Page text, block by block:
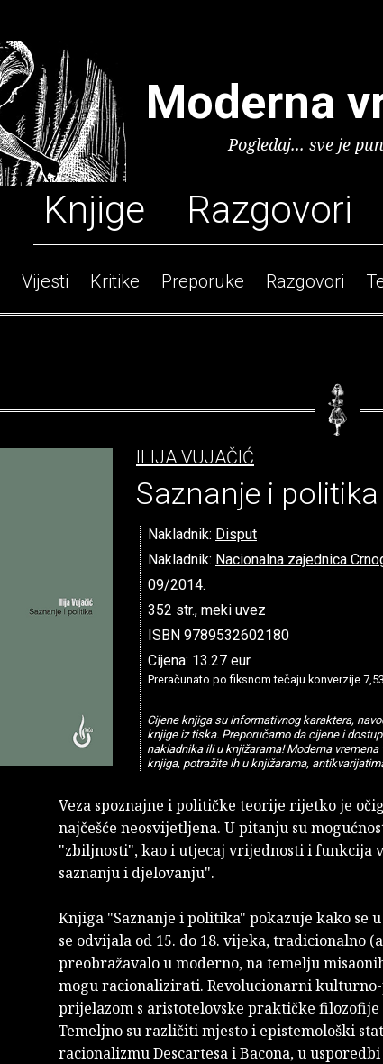
Moderna
Pogledaj... sve je
Knjige Razgovori
Vijesti Kritike Preporuke Razgovori
ILIJA VUJAČIĆ
Saznanje i politika
Nakladnik: Disput
Nakladnik: Nacionalna zajednica
09/2014.
352 str., meki uvez
ISBN 9789532602180
Cijena: 13.27 eur
Preračunato po fiksnom tečaju konverzije
Cijene knjiga su informativnog karaktera,
knjige iz tiska. Preporučamo da cijene i
nakladnika ili u knjižarama! Moderna vremena
knjiga, potražite ih u knjižarama,
Veza spoznajne i političke teorije rijetko je
najčešće neosvijetljena. U pitanju su
"zbiljnosti", kao i utjecaj vrijednosti i funkcija
saznanju i djelovanju".
Knjiga "Saznanje i politika" pokazuje kako se
se odvijala od 15. do 18. vijeka, tradicionalno
preobražavalo u moderno, na temelju
mogu racionalizirati. Revolucionarni
prijelazom s aristotelovske praktičke
Temeljno su različiti mjesto i epistemološki
racionalizmu Descartesa i Bacona, u